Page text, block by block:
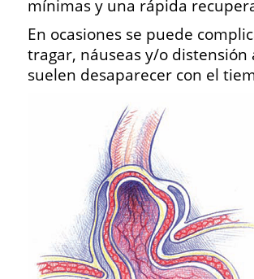
mínimas y una rápida
En ocasiones se puede
tragar, náuseas y/o
suelen desaparecer con el